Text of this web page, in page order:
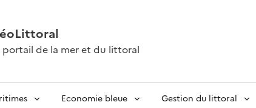
portail de la mer et du littoral
Economie bleue Gestion du littoral